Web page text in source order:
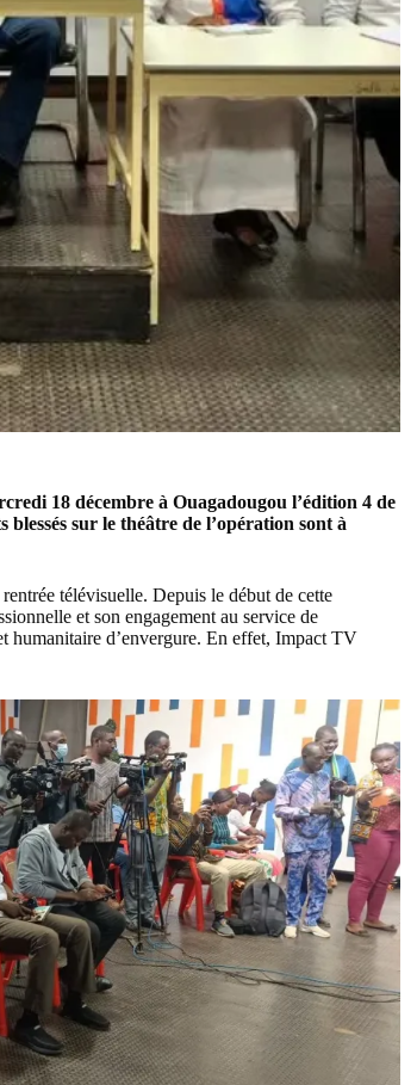
18 décembre à Ouagadougou l’édition 4 de
blessés sur le théâtre de l’opération sont à
rentrée télévisuelle. Depuis le début de cette
et son engagement au service de
humanitaire d’envergure. En effet, Impact TV